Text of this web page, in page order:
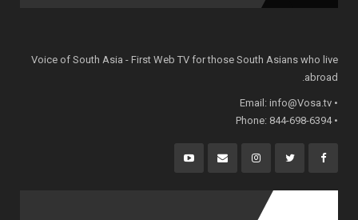
Voice of South Asia - First Web TV for those South Asians who live
abroad.
• Email:
info@Vosa.tv
• Phone: 844-698-6394